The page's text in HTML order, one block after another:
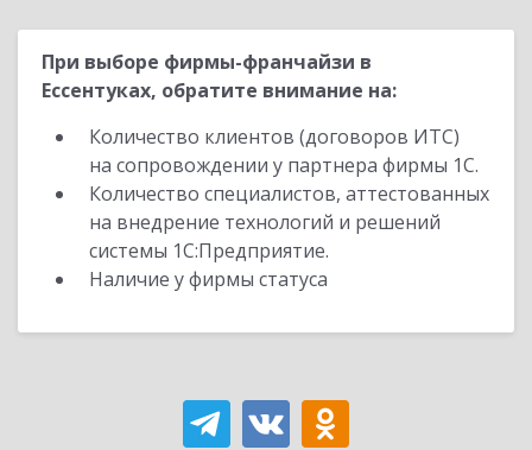
При выборе фирмы-франчайзи в
Ессентуках, обратите внимание на:
Количество клиентов (договоров ИТС)
на сопровождении у партнера фирмы 1С.
Количество специалистов, аттестованных
на внедрение технологий и решений
системы 1С:Предприятие.
Наличие у фирмы статуса